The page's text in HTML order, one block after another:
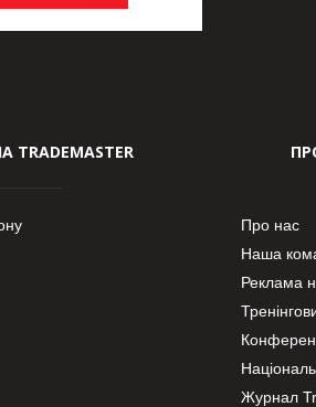
Про нас
Наша
Реклама
Журнал